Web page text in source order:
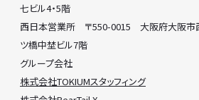
七ビル4・5階
西日本営業所 〒550-0015 大阪府大阪市
ツ橋中埜ビル7階
グループ会社
株式会社TOKIUMスタッフィング